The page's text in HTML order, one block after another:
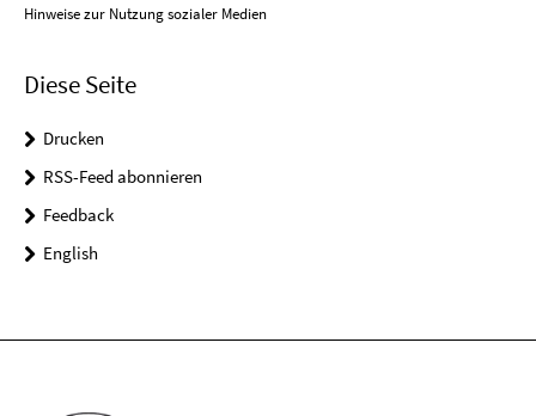
Hinweise zur Nutzung sozialer Medien
Diese Seite
Drucken
RSS-Feed abonnieren
Feedback
English